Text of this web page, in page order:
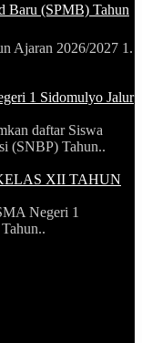
Baru (SPMB) Tahun
Ajaran 2026/2027 1.
1 Sidomulyo Jalur
daftar Siswa
(SNBP) Tahun..
XII TAHUN
Negeri 1